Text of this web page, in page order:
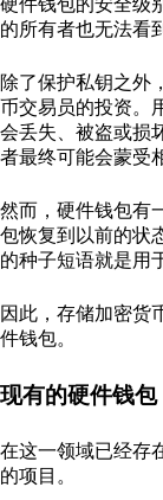
硬件钱包的安全级
的所有者也无法看
除了保护私钥之外
币交易员的投资。
会丢失、被盗或损
者最终可能会蒙受
然而，硬件钱包有
包恢复到以前的状
的种子短语就是用
因此，存储加密货
件钱包。
现有的硬件钱包
在这一领域已经存
的项目。